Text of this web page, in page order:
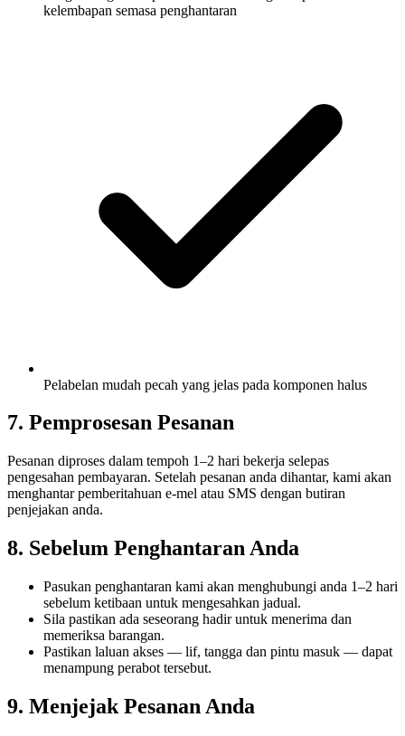
kelembapan semasa penghantaran
Pelabelan mudah pecah yang jelas pada komponen halus
7. Pemprosesan Pesanan
Pesanan diproses dalam tempoh 1–2 hari bekerja selepas
pengesahan pembayaran. Setelah pesanan anda dihantar, kami akan
menghantar pemberitahuan e-mel atau SMS dengan butiran
penjejakan anda.
8. Sebelum Penghantaran Anda
Pasukan penghantaran kami akan menghubungi anda 1–2 hari
sebelum ketibaan untuk mengesahkan jadual.
Sila pastikan ada seseorang hadir untuk menerima dan
memeriksa barangan.
Pastikan laluan akses — lif, tangga dan pintu masuk — dapat
menampung perabot tersebut.
9. Menjejak Pesanan Anda